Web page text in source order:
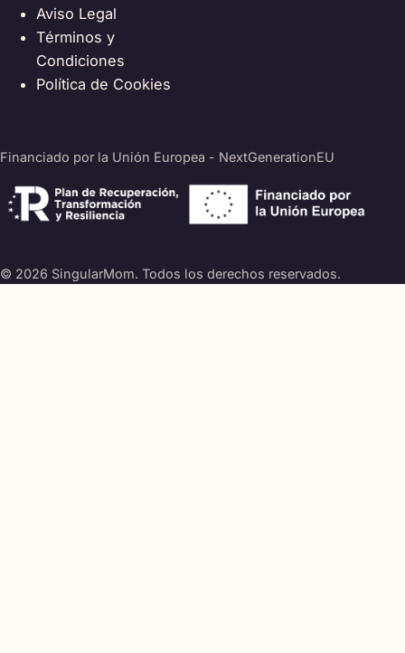
Aviso Legal
Términos y
Condiciones
Política de Cookies
Financiado por la Unión Europea - NextGenerationEU
© 2026 SingularMom. Todos los derechos reservados.